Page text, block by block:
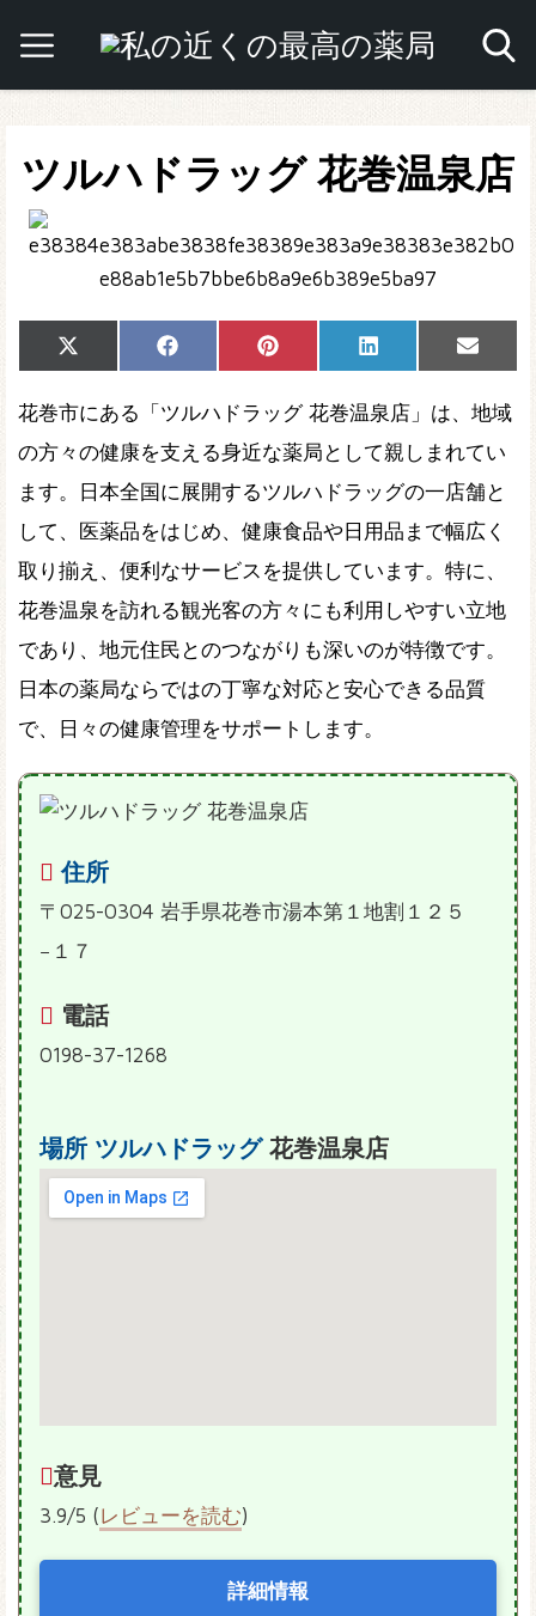
ツルハドラッグ 花巻温泉店
Share
on
X
(Twitter)
Share
on
Facebook Share
on
Pinterest Share
on
LinkedIn
Share
on
Email
花巻市にある「ツルハドラッグ 花巻温泉店」は、地域
の方々の健康を支える身近な薬局として親しまれてい
ます。日本全国に展開するツルハドラッグの一店舗と
して、医薬品をはじめ、健康食品や日用品まで幅広く
取り揃え、便利なサービスを提供しています。特に、
花巻温泉を訪れる観光客の方々にも利用しやすい立地
であり、地元住民とのつながりも深いのが特徴です。
日本の薬局ならではの丁寧な対応と安心できる品質
で、日々の健康管理をサポートします。
住所
〒025-0304 岩手県花巻市湯本第１地割１２５
−１７
電話
0198-37-1268
場所 ツルハドラッグ花巻温泉店
意見
3.9/5 (レビューを読む)
詳細情報